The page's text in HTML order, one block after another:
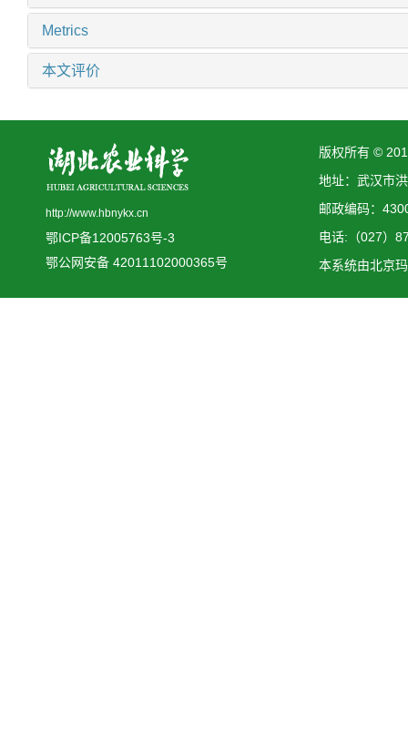
Metrics
本文评价
http://www.hbnykx.cn
鄂ICP备12005763号-3
鄂公网安备 42011102000365号
版权所有 ©
地址：武汉市
邮政编码：
电话:（027）
本系统由北京